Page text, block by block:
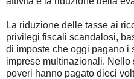
La riduzione delle tasse ai
privilegi fiscali scandalosi,
di imposte che oggi pagano i
imprese multinazionali. Nello
poveri hanno pagato dieci